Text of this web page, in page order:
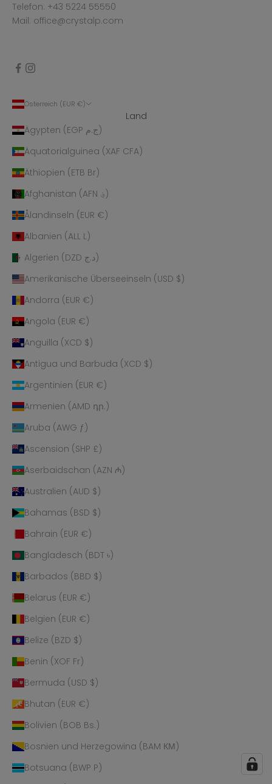
Telefon: +43 5224 55550
Mail: office@crystalp.com
Österreich (EUR €)
Land
Ägypten (EGP ج.م)
Äquatorialguinea (XAF CFA)
Äthiopien (ETB Br)
Afghanistan (AFN ؋)
Ålandinseln (EUR €)
Albanien (ALL L)
Algerien (DZD د.ج)
Amerikanische Überseeinseln (USD $)
Andorra (EUR €)
Angola (EUR €)
Anguilla (XCD $)
Antigua und Barbuda (XCD $)
Argentinien (EUR €)
Armenien (AMD դր.)
Aruba (AWG ƒ)
Ascension (SHP £)
Aserbaidschan (AZN ₼)
Australien (AUD $)
Bahamas (BSD $)
Bahrain (EUR €)
Bangladesch (BDT ৳)
Barbados (BBD $)
Belarus (EUR €)
Belgien (EUR €)
Belize (BZD $)
Benin (XOF Fr)
Bermuda (USD $)
Bhutan (EUR €)
Bolivien (BOB Bs.)
Bosnien und Herzegowina (BAM КМ)
Botsuana (BWP P)